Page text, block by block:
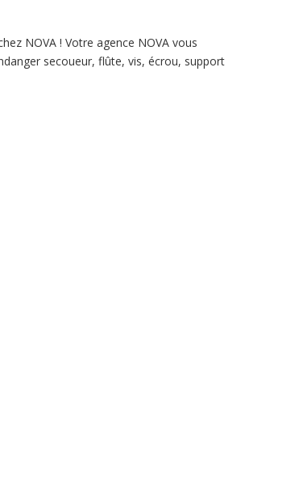
NOVA ! Votre agence NOVA vous
secoueur, flûte, vis, écrou, support